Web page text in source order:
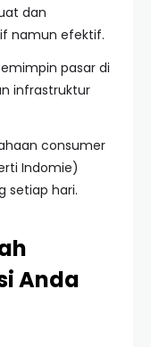
dan
namun efektif.
pasar di
infrastruktur
consumer
Indomie)
setiap hari.
Anda